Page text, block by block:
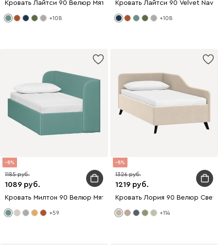
Кровать Лайтси 90 Велюр Мятный
+108
Кровать Лайтси 90 Velvet
+108
8
1089
1185
Кровать Милтон 90 Велюр Мятный
+59
8
1219
1326
Кровать Лория 90 Велюр
+114